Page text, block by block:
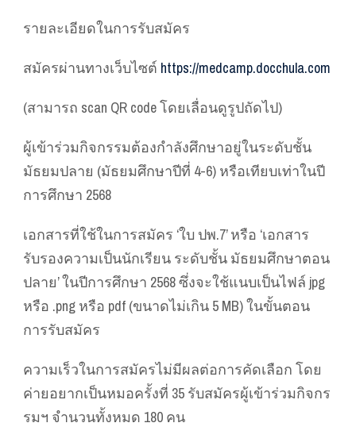
️รายละเอียดในการรับสมัคร
สมัครผ่านทางเว็บไซต์ https://medcamp.docchula.com
(สามารถ scan QR code โดยเลื่อนดูรูปถัดไป)
ผู้เข้าร่วมกิจกรรมต้องกำลังศึกษาอยู่ในระดับชั้น
มัธยมปลาย (มัธยมศึกษาปีที่ 4-6) หรือเทียบเท่าในปี
การศึกษา 2568
เอกสารที่ใช้ในการสมัคร ‘ใบ ปพ.7’ หรือ ‘เอกสาร
รับรองความเป็นนักเรียน ระดับชั้น มัธยมศึกษาตอน
ปลาย’ ในปีการศึกษา 2568 ซึ่งจะใช้แนบเป็นไฟล์ jpg
หรือ .png หรือ pdf (ขนาดไม่เกิน 5 MB) ในขั้นตอน
การรับสมัคร
ความเร็วในการสมัครไม่มีผลต่อการคัดเลือก โดย
ค่ายอยากเป็นหมอครั้งที่ 35 รับสมัครผู้เข้าร่วมกิจกร
รมฯ จำนวนทั้งหมด 180 คน